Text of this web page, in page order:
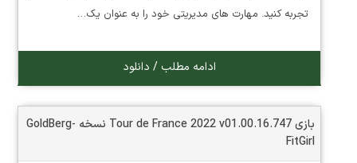
تجربه کنید. مهارت های مدیریتی خود را به عنوان یک…
ادامه مطلب / دانلود
بازی Tour de France 2022 v01.00.16.747 نسخه GoldBerg-
FitGirl